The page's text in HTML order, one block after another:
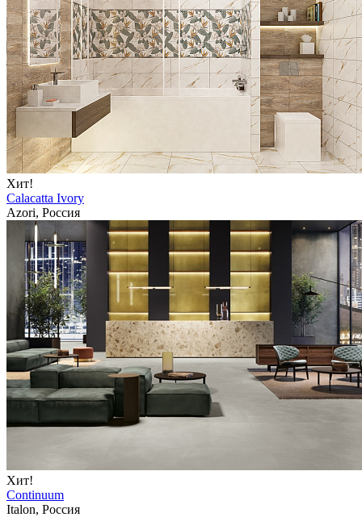
Хит!
Calacatta Ivory
Azori, Россия
Хит!
Continuum
Italon, Россия